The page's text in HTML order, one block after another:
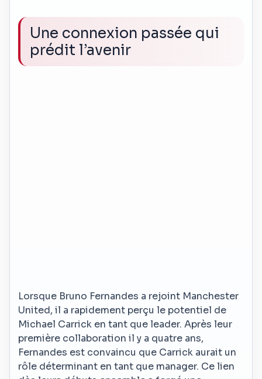
Une connexion passée qui
prédit l’avenir
Lorsque Bruno Fernandes a rejoint Manchester
United, il a rapidement perçu le potentiel de
Michael Carrick en tant que leader. Après leur
première collaboration il y a quatre ans,
Fernandes est convaincu que Carrick aurait un
rôle déterminant en tant que manager. Ce lien